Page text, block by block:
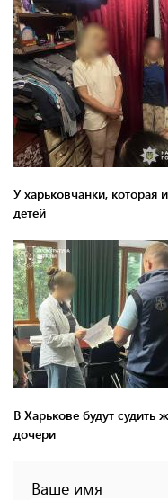
У харьковчанки, которая
детей
В Харькове будут
дочери
Ваше имя